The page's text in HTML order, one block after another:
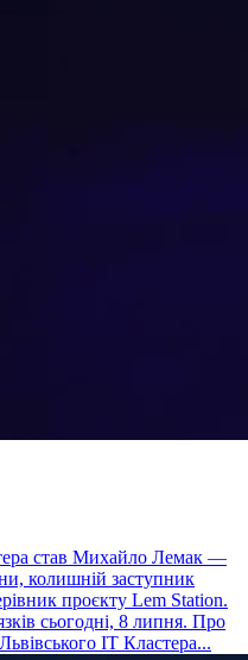
став Михайло Лемак —
колишній заступник
проєкту Lem Station.
сьогодні, 8 липня. Про
ІТ Кластера...